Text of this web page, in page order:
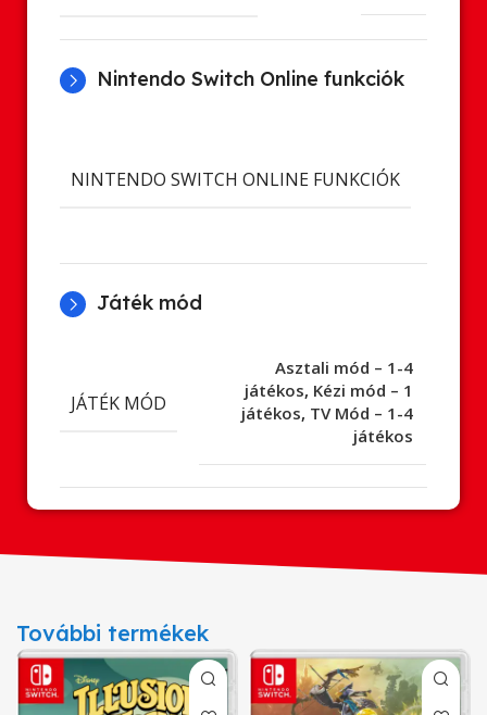
Nintendo Switch Online funkciók
NINTENDO SWITCH ONLINE FUNKCIÓK
Játék mód
JÁTÉK MÓD
Asztali mód – 1-4
játékos, Kézi mód – 1
játékos, TV Mód – 1-4
játékos
További termékek